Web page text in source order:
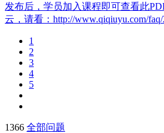
发布后，学员加入课程即可查看此
云，请看：http://www.qiqiuyu.com/faq/
1
2
3
4
5
1366 全部问题